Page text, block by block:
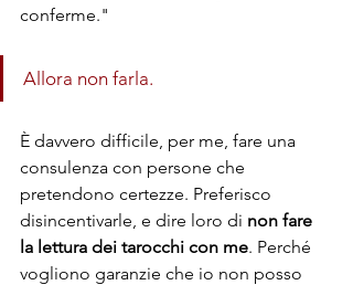
conferme."
Allora non farla.
È davvero difficile, per me, fare una
consulenza con persone che
pretendono certezze. Preferisco
disincentivarle, e dire loro di non fare
la lettura dei tarocchi con me. Perché
vogliono garanzie che io non posso